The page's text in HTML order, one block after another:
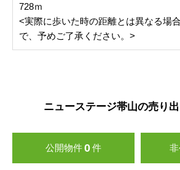
728ｍ
<実際に歩いた時の距離とは異なる場
で、予めご了承ください。>
ニューステージ帯山の売り
公開物件0件